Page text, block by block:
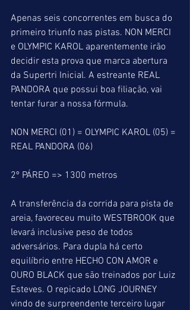
Apenas seis concorrentes em busca do
primeiro triunfo nas pistas. NON MERCI
e OLYMPIC KAROL aparentemente irão
decidir esta prova que marca abertura
da Supertri Inicial. A estreante REAL
PANDORA que possui boa filiação, vai
tentar furar a nossa fórmula.
NON MERCI (01) = OLYMPIC KAROL (05) =
REAL PANDORA (06)
2º PÁREO => 1300 metros
A transferência da corrida para pista de
areia, favoreceu muito WESTBROOK que
levará inclusive peso de todos
adversários. Para dupla há certo
equilíbrio entre HECHO CON AMOR e
OURO BLACK que são treinados por Luiz
Esteves. O repicado LONG JOURNEY
vindo de surpreendente terceiro lugar